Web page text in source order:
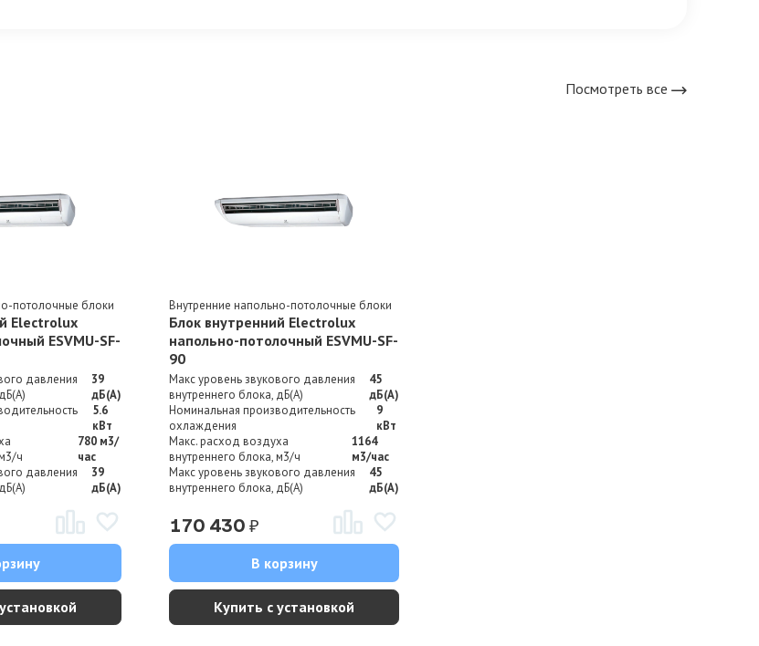
Посмотреть все
потолочные блоки
Electrolux
ESVMU-SF-
давления
39
дБ(А)
5.6
кВт
ч
780 м3/
час
давления
39
дБ(А)
Внутренние напольно-потолочные блоки
Блок внутренний Electrolux
напольно-потолочный ESVMU-SF-
90
Макс уровень звукового давления
внутреннего блока, дБ(А)
45
дБ(А)
Номинальная производительность
охлаждения
9
кВт
Макс. расход воздуха
внутреннего блока, м3/ч
1164
м3/час
Макс уровень звукового давления
внутреннего блока, дБ(А)
45
дБ(А)
170 430₽
В корзину
Купить с установкой